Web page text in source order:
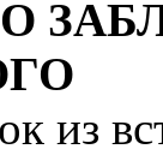
О
из